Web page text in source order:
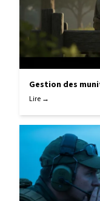
Gestion des
Lire →